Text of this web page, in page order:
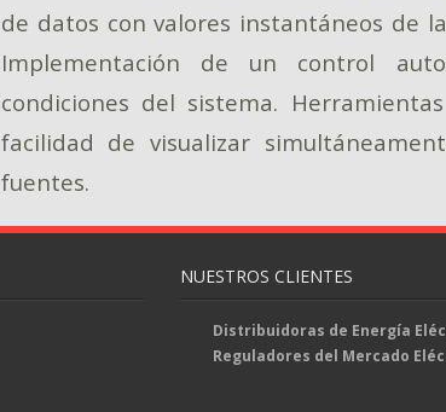
de datos con valores instantáneos de
Implementación de un control
condiciones del sistema.
facilidad de visualizar
fuentes.
NUESTROS CLIENTES
Distribuidoras de Energía
Reguladores del Mercado